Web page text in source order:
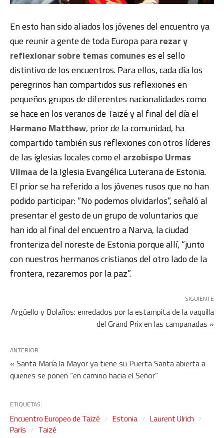
En esto han sido aliados los jóvenes del encuentro ya
que reunir a gente de toda Europa pararezar y
reflexionar sobre temas comuneses el sello
distintivo de los encuentros. Para ellos, cada día los
peregrinos han compartidos sus reflexiones en
pequeños grupos de diferentes nacionalidades como
se hace en los veranos de Taizé y al final del día el
Hermano Matthew, prior de la comunidad, ha
compartido también sus reflexiones con otros líderes
de las iglesias locales como el arzobispo Urmas
Vilmaade la Iglesia Evangélica Luterana de Estonia.
El prior se ha referido a los jóvenes rusos que no han
podido participar: “No podemos olvidarlos”, señaló al
presentar el gesto de un grupo de voluntarios que
han ido al final del encuentro a Narva, la ciudad
fronteriza del noreste de Estonia porque allí, “junto
con nuestros hermanos cristianos del otro lado de la
frontera, rezaremos por la paz”.
SIGUIENTE
Argüello y Bolaños: enredados por la estampita de la vaquilla
del Grand Prix en las campanadas »
ANTERIOR
« Santa María la Mayor ya tiene su Puerta Santa abierta a
quienes se ponen “en camino hacia el Señor”
ETIQUETAS:
Encuentro Europeo de Taizé Estonia
Laurent Ulrich
París
Taizé